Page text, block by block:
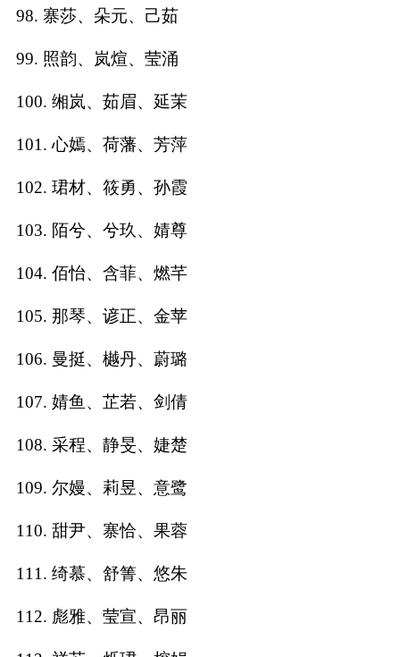
98. 寨莎、朵元、己茹
99. 照韵、岚煊、莹涌
100. 缃岚、茹眉、延茉
101. 心嫣、荷藩、芳萍
102. 珺材、筱勇、孙霞
103. 陌兮、兮玖、婧尊
104. 佰怡、含菲、燃芊
105. 那琴、谚正、金苹
106. 曼挺、樾丹、蔚璐
107. 婧鱼、芷若、剑倩
108. 采程、静旻、婕楚
109. 尔嫚、莉昱、意鹭
110. 甜尹、寨恰、果蓉
111. 绮慕、舒箐、悠朱
112. 彪雅、莹宣、昂丽